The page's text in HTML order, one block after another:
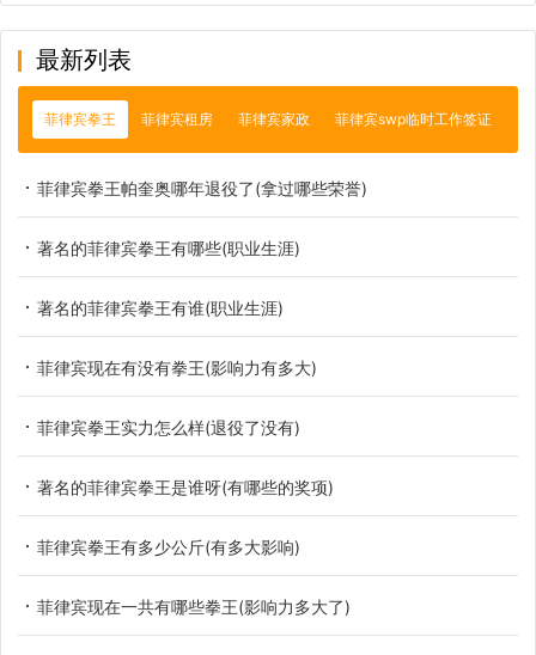
最新列表
菲律宾拳王 菲律宾租房 菲律宾家政 菲律宾swp临时工作签证
菲律宾拳王帕奎奥哪年退役了(拿过哪些荣誉)
著名的菲律宾拳王有哪些(职业生涯)
著名的菲律宾拳王有谁(职业生涯)
菲律宾现在有没有拳王(影响力有多大)
菲律宾拳王实力怎么样(退役了没有)
著名的菲律宾拳王是谁呀(有哪些的奖项)
菲律宾拳王有多少公斤(有多大影响)
菲律宾现在一共有哪些拳王(影响力多大了)